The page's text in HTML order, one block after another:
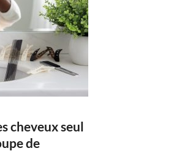
cheveux seul
de